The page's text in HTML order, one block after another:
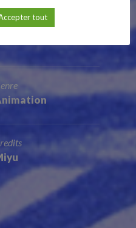
Follow Us
find himself stuck between
tout